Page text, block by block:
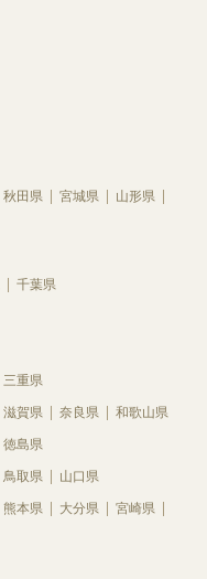
秋田県 宮城県
山形県
千葉県
三重県
滋賀県 奈良県 和歌山県
徳島県
鳥取県 山口県
熊本県 大分県
宮崎県